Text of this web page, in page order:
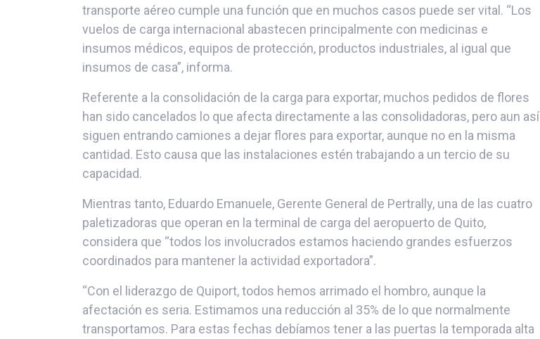
transporte aéreo cumple una función que en muchos casos puede ser vital. “Los
vuelos de carga internacional abastecen principalmente con medicinas e
insumos médicos, equipos de protección, productos industriales, al igual que
insumos de casa”, informa.
Referente a la consolidación de la carga para exportar, muchos pedidos de flores
han sido cancelados lo que afecta directamente a las consolidadoras, pero aun así
siguen entrando camiones a dejar flores para exportar, aunque no en la misma
cantidad. Esto causa que las instalaciones estén trabajando a un tercio de su
capacidad.
Mientras tanto, Eduardo Emanuele, Gerente General de Pertrally, una de las cuatro
paletizadoras que operan en la terminal de carga del aeropuerto de Quito,
considera que “todos los involucrados estamos haciendo grandes esfuerzos
coordinados para mantener la actividad exportadora”.
“Con el liderazgo de Quiport, todos hemos arrimado el hombro, aunque la
afectación es seria. Estimamos una reducción al 35% de lo que normalmente
transportamos. Para estas fechas debíamos tener a las puertas la temporada alta